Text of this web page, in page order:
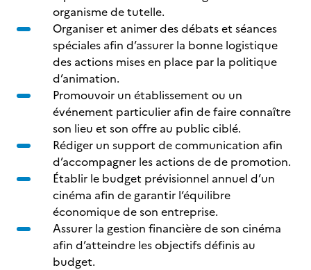
organisme de tutelle.
Organiser et animer des débats et séances
spéciales afin d’assurer la bonne logistique
des actions mises en place par la politique
d’animation.
Promouvoir un établissement ou un
événement particulier afin de faire connaître
son lieu et son offre au public ciblé.
Rédiger un support de communication afin
d’accompagner les actions de de promotion.
Établir le budget prévisionnel annuel d’un
cinéma afin de garantir l‘équilibre
économique de son entreprise.
Assurer la gestion financière de son cinéma
afin d’atteindre les objectifs définis au
budget.